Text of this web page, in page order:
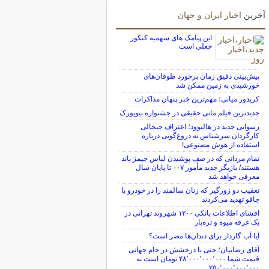
آخرین اخبار ایران و جهان
این پیامک های سهمیه کنکور
جعلی است
پیش‌بینی دقیق زمان برخورد طوفان‌های
خورشیدی به زمین ممکن شد
کریدور میانی؛ مهم‌ترین خبر پنهان مذاکرات
جدیدترین فیلم مانی حقیقی در جشنواره نیویورک
رسوایی جدید در هالیوود؛ اعتراف جنجالی
کارگردان سرشناس به دروغ‌گویی درباره
استفاده از هوش مصنوعی!
تمام مردانی که در صف پوشیدن لباس جیمز باند
هستند/ بازیگر جدید مأمور ۰۰۷ تا پایان سال
معرفی خواهد شد
تعقیب دو زورگیر که زنان سالمند را در خودرو با
چاقو تهدید می‌کردند
افشای اطلاعات بانکی ۱۲۰۰ شهروند تهرانی در
یک غرفه میوه و تره‌بار
آیا آب گازدار برای دندان‌ها مضر است؟
آقای رضاییان؛ حتی با درخشش در جام جهانی
قیمت شما ۴۸٬۰۰۰٬۰۰۰٬۰۰۰ تومان است نه